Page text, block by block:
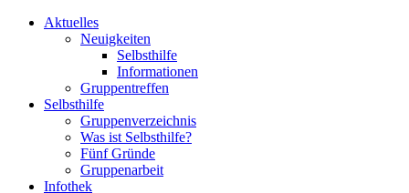
Aktuelles
Neuigkeiten
Selbsthilfe
Informationen
Gruppentreffen
Selbsthilfe
Gruppenverzeichnis
Was ist Selbsthilfe?
Fünf Gründe
Gruppenarbeit
Infothek